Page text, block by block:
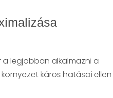
legjobban alkalmazni a
káros hatásai ellen